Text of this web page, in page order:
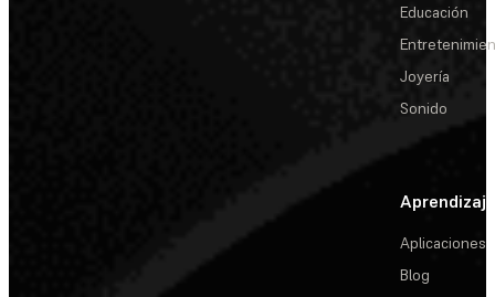
Educación
Joyería
Sonido
Aprendizaje
Aplicaciones
Blog